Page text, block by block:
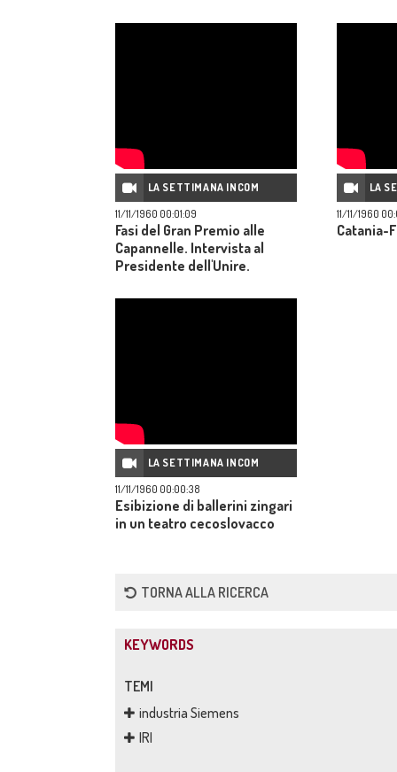
LA SETTIMANA INCOM
11/11/1960 00:01:09
Fasi del Gran Premio alle
Capannelle. Intervista al
Presidente dell'Unire.
LA
11/11/1960
Catania-
LA SETTIMANA INCOM
11/11/1960 00:00:38
Esibizione di ballerini zingari
in un teatro cecoslovacco
TORNA ALLA RICERCA
KEYWORDS
TEMI
industria Siemens
IRI